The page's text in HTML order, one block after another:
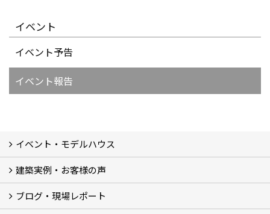
イベント
イベント予告
イベント報告
イベント・モデルハウス
イベント
モデルハウス見学
建築実例・お客様の声
建築実例
お客様の声
ブログ・現場レポート